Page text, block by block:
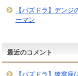
【パズドラ】デン
ーマン
最近のコメント
【パズドラ】猗窩